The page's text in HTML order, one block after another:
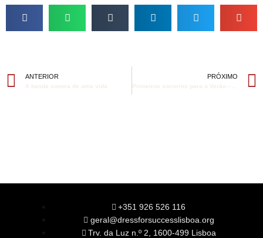
ANTERIOR
A banda sonora de uma vida
PRÓXIMO
+351 926 526 116
geral@dressforsuccesslisboa.org
Trv. da Luz n.º 2, 1600-499 Lisboa